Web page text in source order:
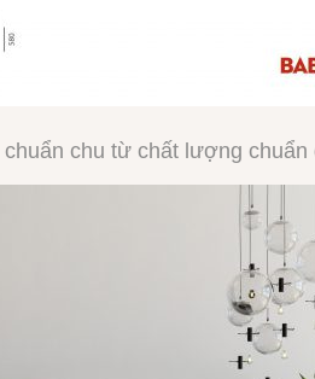
chu từ chất lượng chuẩn